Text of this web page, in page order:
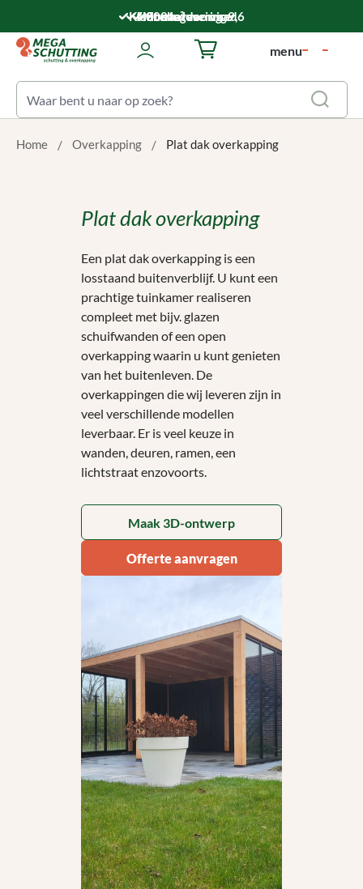
Ga naar de hoofdinhoud5.000 m² voorraad
Snelle levering
Montageservice
Klantwaardering: 9,6
menu
Winkelwagentje bevat 0
Home Overkapping Plat dak overkapping
Plat dak overkapping
Een plat dak overkapping is een
losstaand buitenverblijf. U kunt een
prachtige tuinkamer realiseren
compleet met bijv. glazen
schuifwanden of een open
overkapping waarin u kunt genieten
van het buitenleven. De
overkappingen die wij leveren zijn in
veel verschillende modellen
leverbaar. Er is veel keuze in
wanden, deuren, ramen, een
lichtstraat enzovoorts.
Maak 3D-ontwerp
Offerte aanvragen